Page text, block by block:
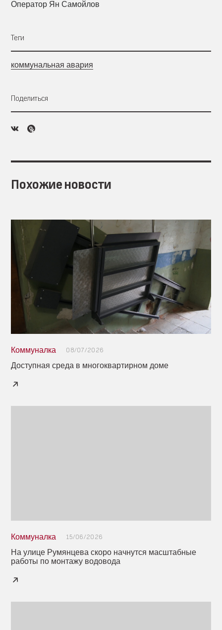
Оператор Ян Самойлов
Теги
коммунальная авария
Поделиться
Похожие новости
Коммуналка 08/07/2026
Доступная среда в многоквартирном доме
Коммуналка 15/06/2026
На улице Румянцева скоро начнутся масштабные
работы по монтажу водовода